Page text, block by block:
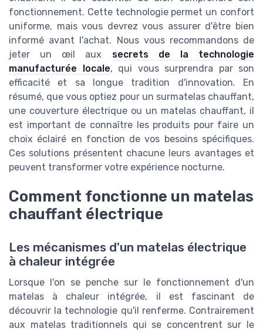
fonctionnement. Cette technologie permet un confort
uniforme, mais vous devrez vous assurer d'être bien
informé avant l'achat. Nous vous recommandons de
jeter un œil aux secrets de la technologie
manufacturée locale, qui vous surprendra par son
efficacité et sa longue tradition d'innovation. En
résumé, que vous optiez pour un surmatelas chauffant,
une couverture électrique ou un matelas chauffant, il
est important de connaître les produits pour faire un
choix éclairé en fonction de vos besoins spécifiques.
Ces solutions présentent chacune leurs avantages et
peuvent transformer votre expérience nocturne.
Comment fonctionne un matelas
chauffant électrique
Les mécanismes d'un matelas électrique
à chaleur intégrée
Lorsque l'on se penche sur le fonctionnement d'un
matelas à chaleur intégrée, il est fascinant de
découvrir la technologie qu'il renferme. Contrairement
aux matelas traditionnels qui se concentrent sur le